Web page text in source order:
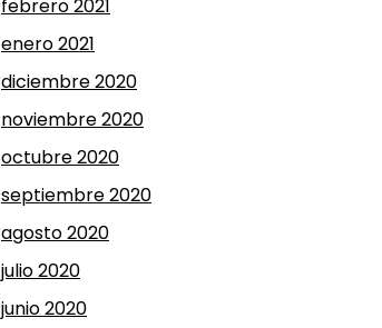
febrero 2021
enero 2021
diciembre 2020
noviembre 2020
octubre 2020
septiembre 2020
agosto 2020
julio 2020
junio 2020